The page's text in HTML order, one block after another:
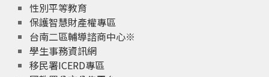
性別平等教育
保護智慧財產權專區
台南二區輔導諮商中心※
學生事務資訊網
移民署ICERD專區